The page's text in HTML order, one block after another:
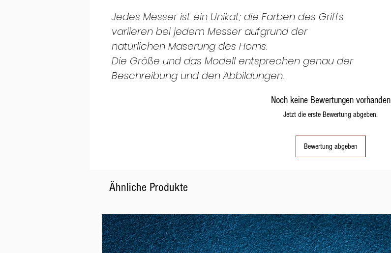
Jedes Messer ist ein Unikat; die Farben des Griffs
variieren bei jedem Messer aufgrund der
natürlichen Maserung des Horns.
Die Größe und das Modell entsprechen genau der
Beschreibung und den Abbildungen.
Noch keine Bewertungen vorhanden
Jetzt die erste Bewertung abgeben.
Bewertung abgeben
Ähnliche Produkte